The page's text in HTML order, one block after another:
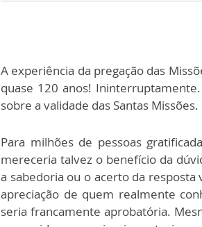
A experiência da pregação das
quase 120 anos!
sobre a validade das Santas Missões.
Para milhões de pessoas
mereceria talvez o benefício da
a sabedoria ou o acerto da
apreciação de quem realmente
seria francamente aprobatória.